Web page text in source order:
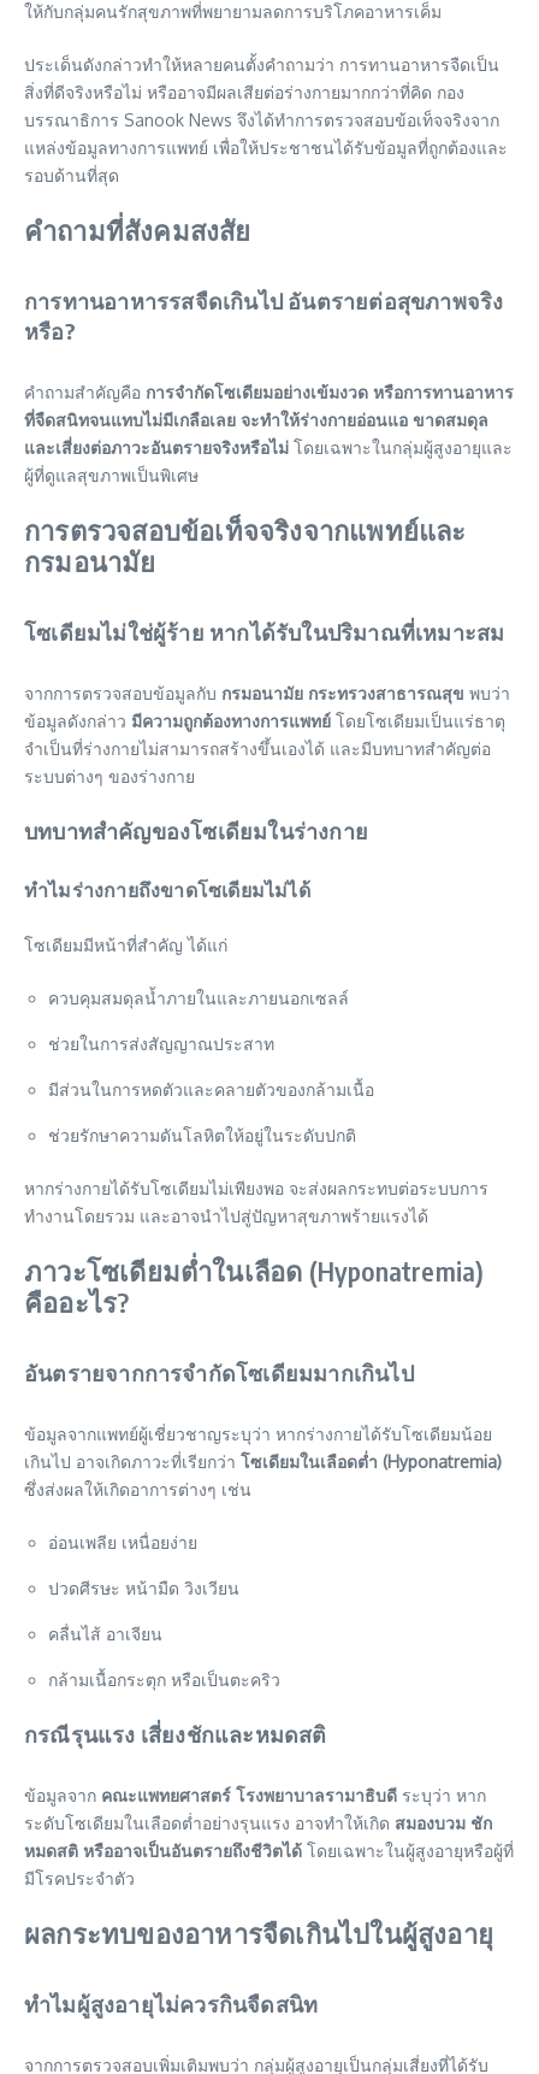
ให้กับกลุ่มคนรักสุขภาพที่พยายามลดการบริโภคอาหารเค็ม
ประเด็นดังกล่าวทำให้หลายคนตั้งคำถามว่า การทานอาหารจืดเป็น
สิ่งที่ดีจริงหรือไม่ หรืออาจมีผลเสียต่อร่างกายมากกว่าที่คิด กอง
บรรณาธิการ Sanook News จึงได้ทำการตรวจสอบข้อเท็จจริงจาก
แหล่งข้อมูลทางการแพทย์ เพื่อให้ประชาชนได้รับข้อมูลที่ถูกต้องและ
รอบด้านที่สุด
คำถามที่สังคมสงสัย
การทานอาหารรสจืดเกินไป อันตรายต่อสุขภาพจริง
หรือ?
คำถามสำคัญคือ การจำกัดโซเดียมอย่างเข้มงวด หรือการทานอาหาร
ที่จืดสนิทจนแทบไม่มีเกลือเลย จะทำให้ร่างกายอ่อนแอ ขาดสมดุล
และเสี่ยงต่อภาวะอันตรายจริงหรือไม่ โดยเฉพาะในกลุ่มผู้สูงอายุและ
ผู้ที่ดูแลสุขภาพเป็นพิเศษ
การตรวจสอบข้อเท็จจริงจากแพทย์และ
กรมอนามัย
โซเดียมไม่ใช่ผู้ร้าย หากได้รับในปริมาณที่เหมาะสม
จากการตรวจสอบข้อมูลกับ กรมอนามัย กระทรวงสาธารณสุข พบว่า
ข้อมูลดังกล่าว มีความถูกต้องทางการแพทย์ โดยโซเดียมเป็นแร่ธาตุ
จำเป็นที่ร่างกายไม่สามารถสร้างขึ้นเองได้ และมีบทบาทสำคัญต่อ
ระบบต่างๆ ของร่างกาย
บทบาทสำคัญของโซเดียมในร่างกาย
ทำไมร่างกายถึงขาดโซเดียมไม่ได้
โซเดียมมีหน้าที่สำคัญ ได้แก่
ควบคุมสมดุลน้ำภายในและภายนอกเซลล์
ช่วยในการส่งสัญญาณประสาท
มีส่วนในการหดตัวและคลายตัวของกล้ามเนื้อ
ช่วยรักษาความดันโลหิตให้อยู่ในระดับปกติ
หากร่างกายได้รับโซเดียมไม่เพียงพอ จะส่งผลกระทบต่อระบบการ
ทำงานโดยรวม และอาจนำไปสู่ปัญหาสุขภาพร้ายแรงได้
ภาวะโซเดียมต่ำในเลือด (Hyponatremia)
คืออะไร?
อันตรายจากการจำกัดโซเดียมมากเกินไป
ข้อมูลจากแพทย์ผู้เชี่ยวชาญระบุว่า หากร่างกายได้รับโซเดียมน้อย
เกินไป อาจเกิดภาวะที่เรียกว่า โซเดียมในเลือดต่ำ (Hyponatremia)
ซึ่งส่งผลให้เกิดอาการต่างๆ เช่น
อ่อนเพลีย เหนื่อยง่าย
ปวดศีรษะ หน้ามืด วิงเวียน
คลื่นไส้ อาเจียน
กล้ามเนื้อกระตุก หรือเป็นตะคริว
กรณีรุนแรง เสี่ยงชักและหมดสติ
ข้อมูลจาก คณะแพทยศาสตร์ โรงพยาบาลรามาธิบดี ระบุว่า หาก
ระดับโซเดียมในเลือดต่ำอย่างรุนแรง อาจทำให้เกิด สมองบวม ชัก
หมดสติ หรืออาจเป็นอันตรายถึงชีวิตได้ โดยเฉพาะในผู้สูงอายุหรือผู้ที่
มีโรคประจำตัว
ผลกระทบของอาหารจืดเกินไปในผู้สูงอายุ
ทำไมผู้สูงอายุไม่ควรกินจืดสนิท
จากการตรวจสอบเพิ่มเติมพบว่า กลุ่มผู้สูงอายุเป็นกลุ่มเสี่ยงที่ได้รับ